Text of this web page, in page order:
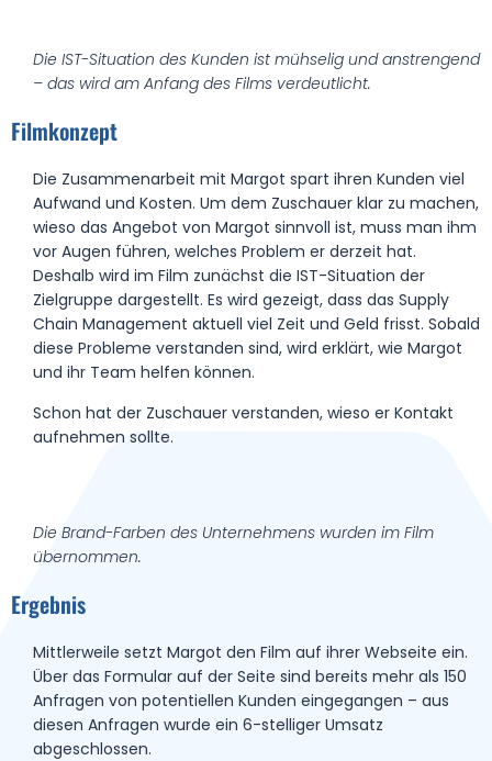
Die IST-Situation des Kunden ist mühselig und anstrengend
– das wird am Anfang des Films verdeutlicht.
Filmkonzept
Die Zusammenarbeit mit Margot spart ihren Kunden viel
Aufwand und Kosten. Um dem Zuschauer klar zu machen,
wieso das Angebot von Margot sinnvoll ist, muss man ihm
vor Augen führen, welches Problem er derzeit hat.
Deshalb wird im Film zunächst die IST-Situation der
Zielgruppe dargestellt. Es wird gezeigt, dass das Supply
Chain Management aktuell viel Zeit und Geld frisst. Sobald
diese Probleme verstanden sind, wird erklärt, wie Margot
und ihr Team helfen können.
Schon hat der Zuschauer verstanden, wieso er Kontakt
aufnehmen sollte.
Die Brand-Farben des Unternehmens wurden im Film
übernommen.
Ergebnis
Mittlerweile setzt Margot den Film auf ihrer Webseite ein.
Über das Formular auf der Seite sind bereits mehr als 150
Anfragen von potentiellen Kunden eingegangen – aus
diesen Anfragen wurde ein 6-stelliger Umsatz
abgeschlossen.